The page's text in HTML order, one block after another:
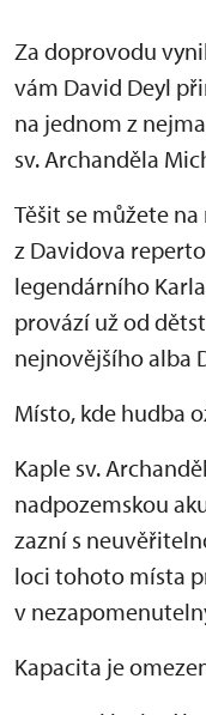
Za doprovodu
vám David Deyl
na jednom z
sv. Archanděla
Těšit se můžete
z Davidova
legendárního
provází už od
nejnovějšího alba
Místo, kde hudba
Kaple sv.
nadpozemskou
zazní s
loci tohoto místa
v
Kapacita je